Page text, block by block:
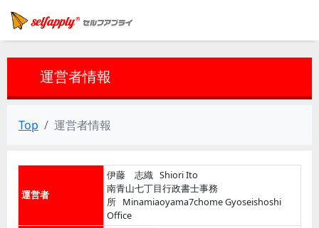
運営者情報
Top 運営者情報
運営者
伊藤 志織 Shiori Ito
南青山七丁目行政書士事務
所 Minamiaoyama7chome Gyoseishoshi
Office